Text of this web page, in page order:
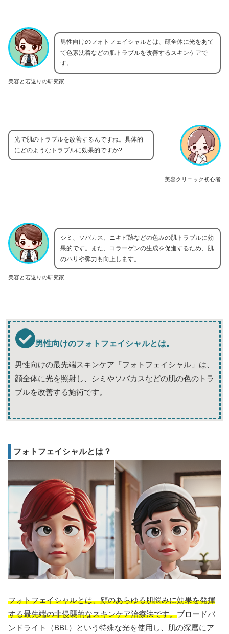
美容と若返りの研究家
男性向けのフォトフェイシャルとは、顔全体に光をあて
て色素沈着などの肌トラブルを改善するスキンケアで
す。
美容クリニック初心者
光で肌のトラブルを改善するんですね。具体的
にどのようなトラブルに効果的ですか?
美容と若返りの研究家
シミ、ソバカス、ニキビ跡などの色みの肌トラブルに効
果的です。また、コラーゲンの生成を促進するため、肌
のハリや弾力も向上します。
男性向けのフォトフェイシャルとは。
男性向けの最先端スキンケア「フォトフェイシャル」は、
顔全体に光を照射し、シミやソバカスなどの肌の色のトラ
ブルを改善する施術です。
フォトフェイシャルとは？
フォトフェイシャルとは、顔のあらゆる肌悩みに効果を発揮
する最先端の非侵襲的なスキンケア治療法です。ブロードバ
ンドライト（BBL）という特殊な光を使用し、肌の深層にア